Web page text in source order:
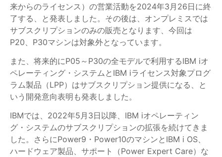
来からのライセンス）の営業活動を2024年3月26日に終
了する、と発表しました。その後は、オンプレミスでは
サブスクリプションのみの販売となります、今回は
P20、P30マシンは対象外となっています。
また、将来的にP05～P30の全モデルで利用するIBM iオ
ペレーティング・システムとIBM iライセンス対象プログ
ラム製品（LPP）はサブスクリプション提供になる、と
いう開発意向表明も発表しました。
IBMでは、2022年5月3日以降、IBM iオペレーティン
グ・システムのサブスクリプションの拡張を続けてきま
した。さらにPower9・Power10のマシンとIBM i OS、
ハードウェア製品、サポート（Power Expert Care）な